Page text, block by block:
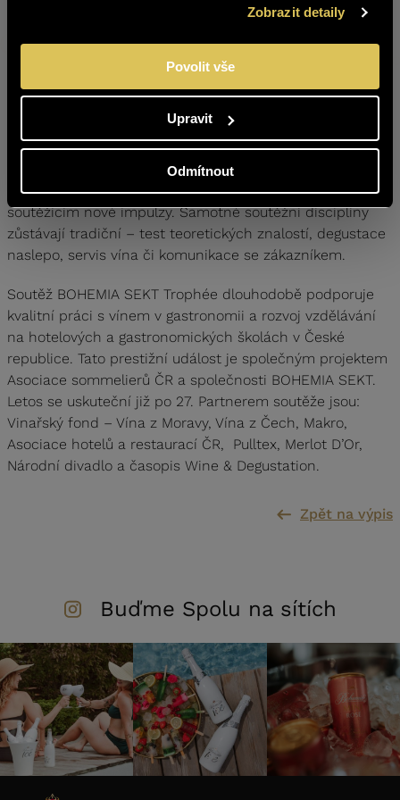
Zobrazit detaily
Povolit vše
Upravit
Odmítnout
uspořádat ji jako dvoudenní. Program doplní vzdělávací
seminář, ale i večeře pod taktovkou národního
kuchařského týmu v čele s Tomášem Poppem,“
program Martin Fousek.
Kategorie Professional, určená pro zkušené sommeliery
z restaurací, hotelů a vinoték, se letos uskuteční16. října
2025 v hotelu Stages Praha.Po více než deseti letech
se vrací zpět do hotelového prostředí, které nabídne
soutěžícím nové impulzy. Samotné soutěžní disciplíny
zůstávají tradiční – test teoretických znalostí, degustace
naslepo, servis vína či komunikace se zákazníkem.
Soutěž BOHEMIA SEKT Trophée dlouhodobě podporuje
kvalitní práci s vínem v gastronomii a rozvoj vzdělávání
na hotelových a gastronomických školách v České
republice. Tato prestižní událost je společným projektem
Asociace sommelierů ČR a společnosti BOHEMIA SEKT.
Letos se uskuteční již po 27. Partnerem soutěže jsou:
Vinařský fond – Vína z Moravy, Vína z Čech, Makro,
Asociace hotelů a restaurací ČR, Pulltex, Merlot D’Or,
Národní divadlo a časopis Wine & Degustation.
Zpět na výpis
Buďme Spolu na sítích